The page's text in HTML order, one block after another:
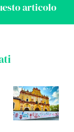
articolo